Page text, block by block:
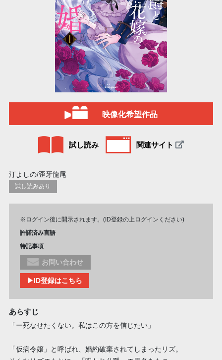
映像化希望作品
試し読み 関連サイト
汀よしの/歪牙龍尾
試し読みあり
※ログイン後に開示されます。(ID登録の上ログインください)
許諾済み言語
特記事項
お問い合わせ
▶ID登録はこちら
あらすじ
「ー死なせたくない。私はこの方を信じたい」
「仮病令嬢」と呼ばれ、婚約破棄されてしまったリズ。